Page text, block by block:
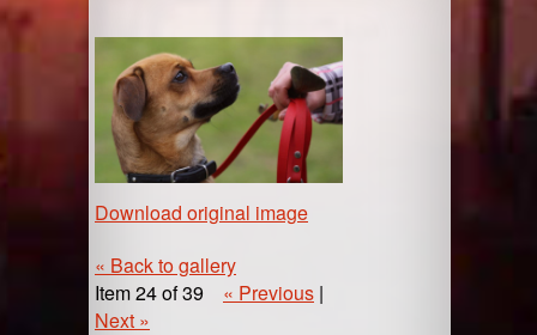
Download original image
« Back to gallery
Item 24 of 39
« Previous |
Next »